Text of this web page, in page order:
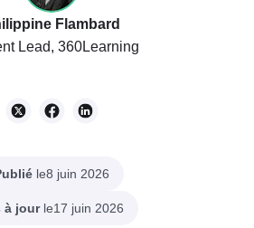
Flambard
Lead, 360Learning
le8 juin 2026
à jourle17 juin 2026